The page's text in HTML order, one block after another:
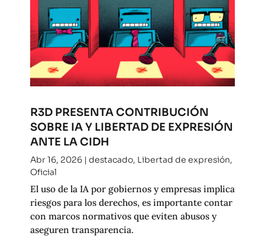
R3D PRESENTA CONTRIBUCIÓN
SOBRE IA Y LIBERTAD DE EXPRESIÓN
ANTE LA CIDH
Abr 16, 2026| destacado, Libertad de expresión,
Oficial
El uso de la IA por gobiernos y empresas implica
riesgos para los derechos, es importante contar
con marcos normativos que eviten abusos y
aseguren transparencia.